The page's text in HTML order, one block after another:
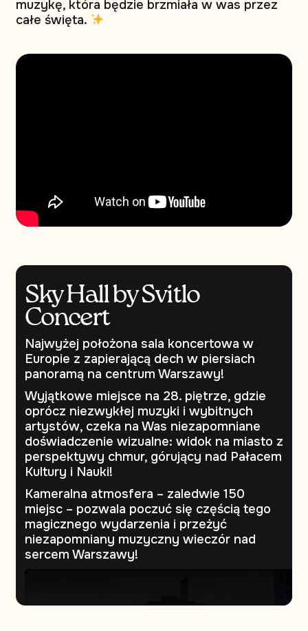
muzykę, która będzie brzmiała w was przez
całe święta.
Sky Hall by Svitlo
Concert
Najwyżej położona sala koncertowa w
Europie z zapierającą dech w piersiach
panoramą na centrum Warszawy!
Wyjątkowe miejsce na 28. piętrze, gdzie
oprócz niezwykłej muzyki i wybitnych
artystów, czeka na Was niezapomniane
doświadczenie wizualne: widok na miasto z
perspektywy chmur, górujący nad Pałacem
Kultury i Nauki!
Kameralna atmosfera – zaledwie 150
miejsc – pozwala poczuć się częścią tego
magicznego wydarzenia i przeżyć
niezapomniany muzyczny wieczór nad
sercem Warszawy!